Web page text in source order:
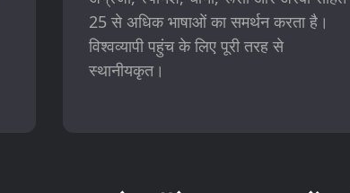
25 से अधिक भाषाओं का समर्थन करता है।
विश्वव्यापी पहुंच के लिए पूरी तरह से
स्थानीयकृत।